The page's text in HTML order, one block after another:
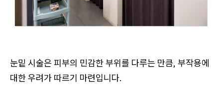
눈밑 시술은 피부의 민감한 부위를 다루는 만큼, 부작용에
대한 우려가 따르기 마련입니다.